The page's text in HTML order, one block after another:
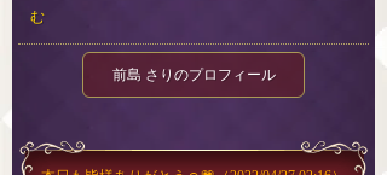
む
前島 さりのプロフィール